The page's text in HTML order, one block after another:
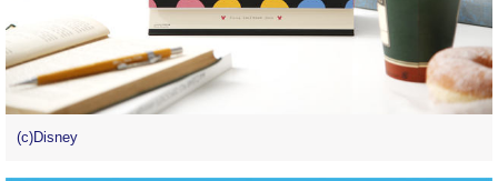
(c)Disney